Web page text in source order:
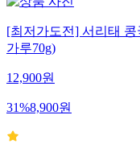
[최저가도전] 서리태
가루70g)
12,900원
31%8,900원